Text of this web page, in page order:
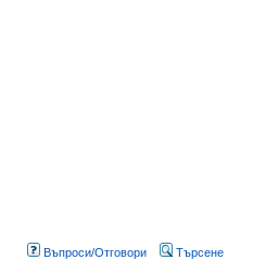
Въпроси/Отговори Търсене